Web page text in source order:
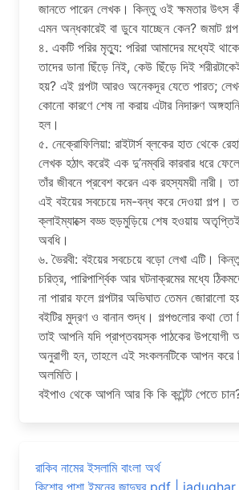
জানতে পারেন লেখক। কিন্তু ওই ক্ষমতার উৎস
এমন অন্ধকারেই বা ডুবে যাচ্ছেন কেন? জমাট
৪. একটি পরির মৃত্যু: পরিরা আমাদের মধ্যেই
তাদের ডানা ছিঁড়ে নিই, কেউ ছিঁড়ে দিই
হয়? এই গল্পটা আরও অনেকদূর যেতে পারত;
কোনো কারণে শেষ না করায় এটার নিদারুণ
হল।
৫. নেক্রোফিলিয়া: রাইটার্স ব্লকের হাত থেকে
লেখক হঠাৎ করেই এক দু’নম্বরি কারবার ধরে
তাঁর জীবনে প্রবেশ করেন এক রহস্যময়ী নারী।
এই বইয়ের সবচেয়ে দম-বন্ধ করে দেওয়া গল্প।
ক্লাইম্যাক্সে বড্ড হুড়মুড়িয়ে শেষ হওয়ায়
অবধি।
৬. ভৈরবী: বইয়ের সবচেয়ে বড়ো লেখা এটি।
চরিত্র, পারিপার্শ্বিক আর ঘটনাক্রমের মধ্যে
না পারার ফলে গল্পটার অভিঘাত তেমন জোরালো
বইটির মুদ্রণ ও বানান শুদ্ধ। গল্পগুলোর কথা তো
তাই আপনি যদি প্রাপ্তবয়স্ক পাঠকের উপযোগী
অনুরাগী হন, তাহলে এই সংকলনটিকে আপন করে
অলমিতি।
বইপাও থেকে আপনি আর কি কি কন্টেন্ট পেতে
রাকিব নামের ইসলামি বাংলা অর্থ